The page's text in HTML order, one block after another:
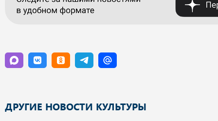
ДРУГИЕ НОВОСТИ КУЛЬТУРЫ